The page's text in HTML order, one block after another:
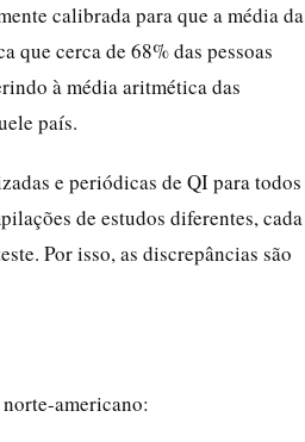
calibrada para que a média da
que cerca de 68% das pessoas
à média aritmética das
país.
e periódicas de QI para todos
de estudos diferentes, cada
Por isso, as discrepâncias são
americano: